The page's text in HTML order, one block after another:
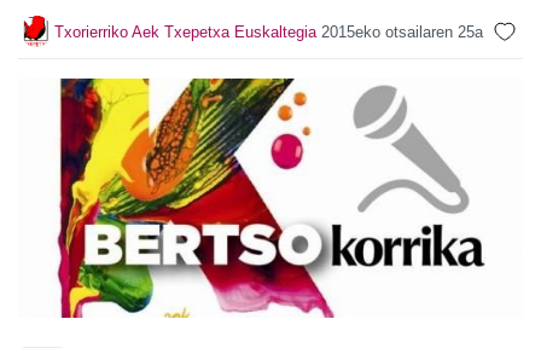
Txorierriko Aek Txepetxa Euskaltegia 2015eko otsailaren 25a